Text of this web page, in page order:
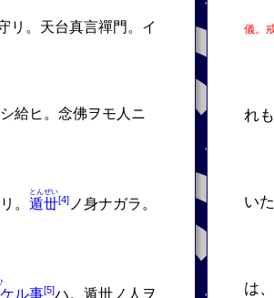
リ。天台真言禪門。イ
給ヒ。念佛ヲモ人ニ
。 遁丗
とんぜい
ノ身ナガラ。
ケル事 ハ。遁丗ノ人ヲ
儀。
れ
い
は、